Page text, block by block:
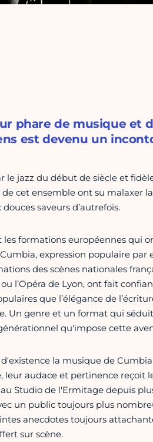
phare de musique et
est devenu un
le jazz du début de siècle et
de cet ensemble ont su malaxer
saveurs d’autrefois.
les formations européennes qui
expression populaire
des scènes nationales
l’Opéra de Lyon, ont fait
que l’élégance de
Un genre et un format qui
qu'impose cette
d'existence la musique de
leur audace et pertinence reçoit
Studio de l'Ermitage depuis
un public toujours plus
anecdotes toujours
sur scène.